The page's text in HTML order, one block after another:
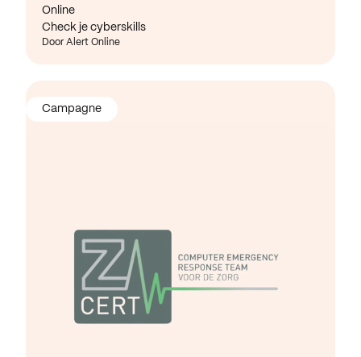
Online
Check je cyberskills
Door Alert Online
Campagne